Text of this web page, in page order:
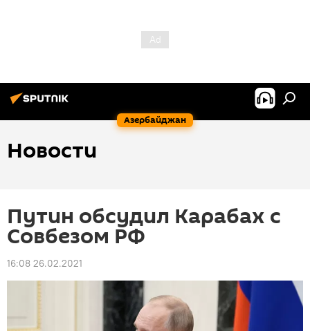
Азербайджан
Новости
Путин обсудил Карабах с
Совбезом РФ
16:08 26.02.2021